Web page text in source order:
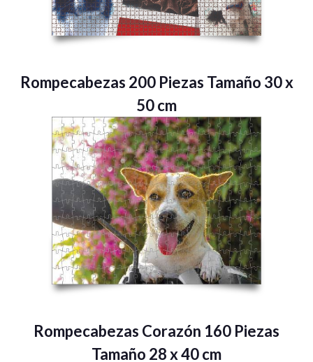
Rompecabezas 200 Piezas Tamaño 30 x
50 cm
Rompecabezas Corazón 160 Piezas
Tamaño 28 x 40 cm